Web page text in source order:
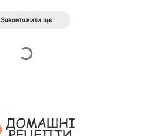
Завантажити ще